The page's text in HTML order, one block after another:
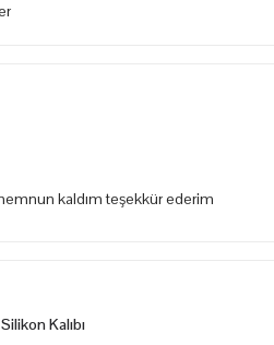
kaldım teşekkür ederim
Kalıbı